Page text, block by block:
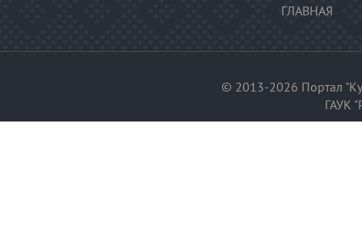
ГЛАВНАЯ
© 2013-2026 Портал
ГАУК